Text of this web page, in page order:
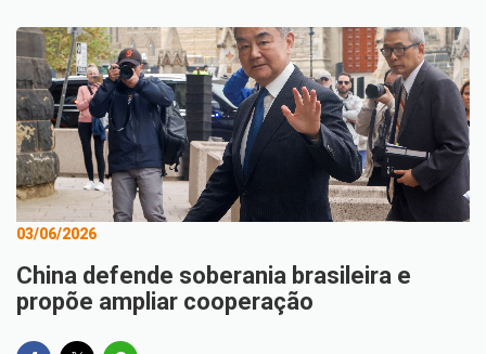
03/06/2026
China defende soberania brasileira e
propõe ampliar cooperação